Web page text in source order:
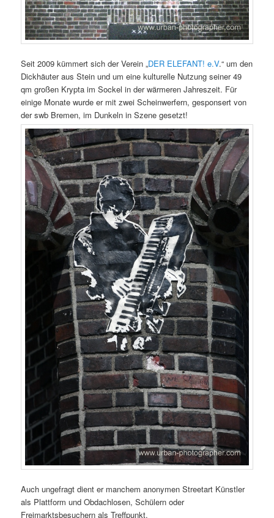
Seit 2009 kümmert sich der Verein „DER ELEFANT! e.V.“ um den
Dickhäuter aus Stein und um eine kulturelle Nutzung seiner 49
qm großen Krypta im Sockel in der wärmeren Jahreszeit. Für
einige Monate wurde er mit zwei Scheinwerfern, gesponsert von
der swb Bremen, im Dunkeln in Szene gesetzt!
Auch ungefragt dient er manchem anonymen Streetart Künstler
als Plattform und Obdachlosen, Schülern oder
Freimarktsbesuchern als Treffpunkt.